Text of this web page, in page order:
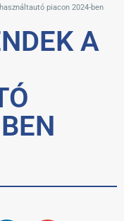
piacon 2024-ben
A